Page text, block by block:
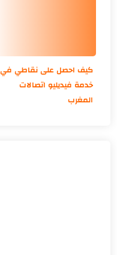
كيف احصل على نقاطي في
خدمة فيديليو اتصالات
المغرب